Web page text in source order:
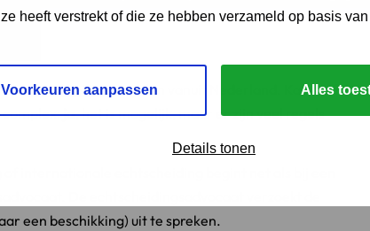
heeft verstrekt of die ze hebben verzameld op basis
Voorkeuren aanpassen Alles
Details tonen
uwechtscheidingregelen vanuit Nederland. Kan dat?
complex:ja, het is mogelijk, maar er zijn veel regels
internationale echtscheiding begint net als bij een
De echtscheidingsadvocaat verzoekt de
een beschikking) uit te spreken.